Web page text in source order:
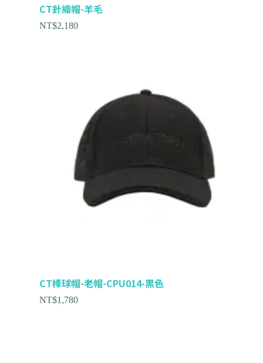
CT針織帽-羊毛
NT$2,180
CT棒球帽-老帽-CPU014-黑色
NT$1,780